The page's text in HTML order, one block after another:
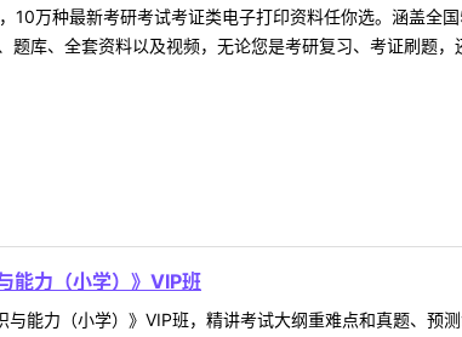
10万种最新考研考试考证类电子打印资料任你选。涵盖
题库、全套资料以及视频，无论您是考研复习、考证刷题
能力（小学）》VIP班
能力（小学）》VIP班，精讲考试大纲重难点和真题、预